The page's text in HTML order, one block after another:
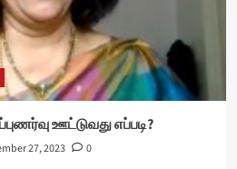
ஊட்டுவது எப்படி?
27, 2023 0